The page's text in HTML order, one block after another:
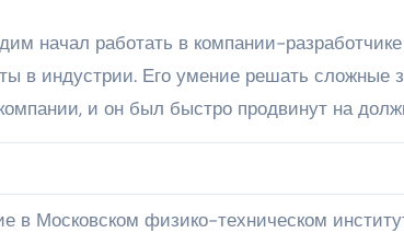
начал работать в компании-разработчике
в индустрии. Его умение решать сложные
и он был быстро продвинут на
в Московском физико-техническом